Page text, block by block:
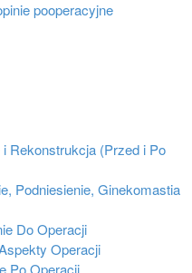
pooperacyjne
(Przed i Po
Podniesienie, Ginekomastia
Do Operacji
Operacji